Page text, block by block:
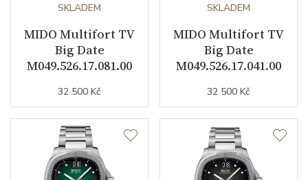
SKLADEM
MIDO Multifort TV
Big Date
M049.526.17.081.00
32 500 Kč
SKLADEM
MIDO Multifort TV
Big Date
M049.526.17.041.00
32 500 Kč